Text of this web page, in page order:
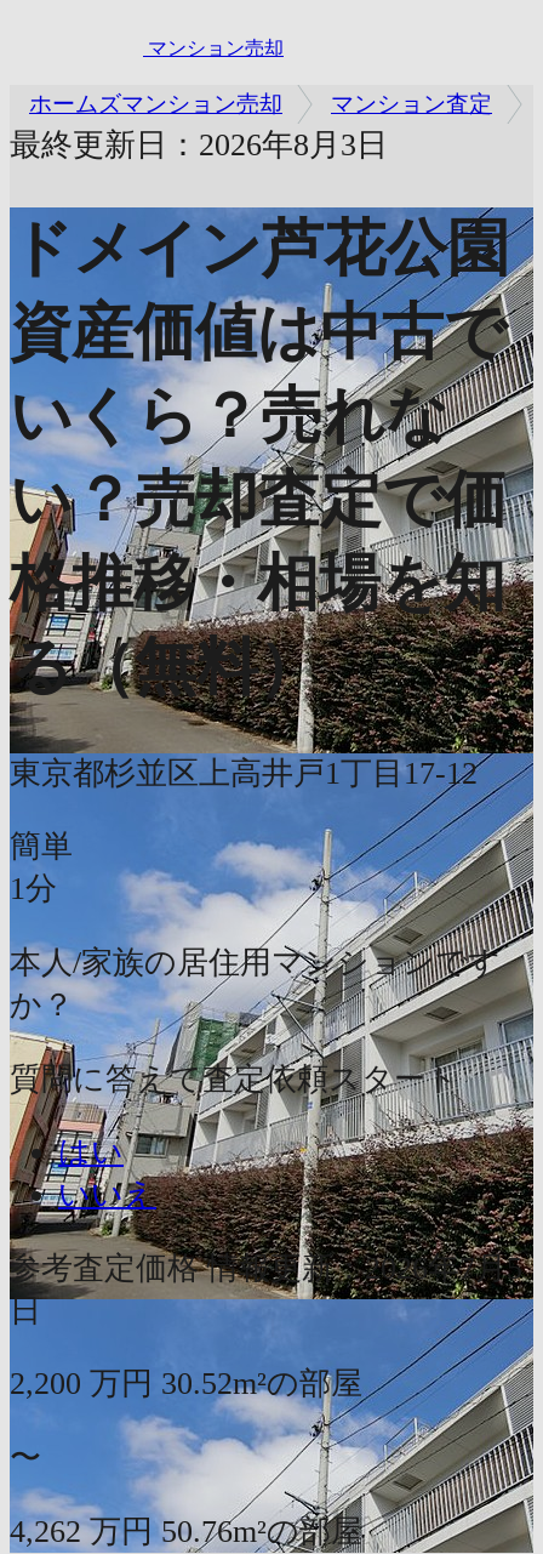
マンション売却
ホームズマンション売却 マンション査定
最終更新日：2026年8月3日
ドメイン芦花公園
資産価値は中古で
いくら？売れな
い？売却査定で価
格推移・相場を知
る（無料）
東京都杉並区上高井戸1丁目17-12
簡単
1分
本人/家族の居住用マンションです
か？
質問に答えて査定依頼スタート
はい
いいえ
参考査定価格 情報更新：2026年7月5
日
2,200 万円 30.52m²の部屋
〜
4,262 万円 50.76m²の部屋